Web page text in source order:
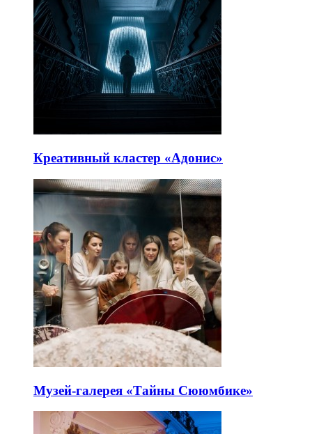
Креативный кластер «Адонис»
Музей-галерея «Тайны Сююмбике»